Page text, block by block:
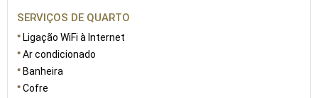
SERVIÇOS DE QUARTO
Ligação WiFi à Internet
Ar condicionado
Banheira
Cofre